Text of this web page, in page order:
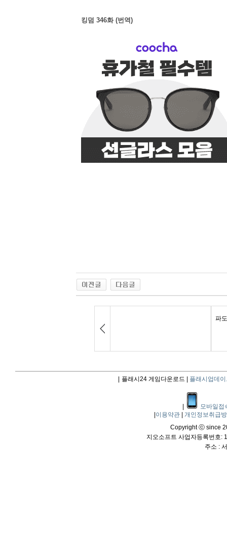
킹덤 346화 (번역)
플래시24 게임다운로드 | 플래시업데이
모바일접
이용약관
개인정보취급
Copyright ⓒ since
지오소프트 사업자등록번호:
주소 :